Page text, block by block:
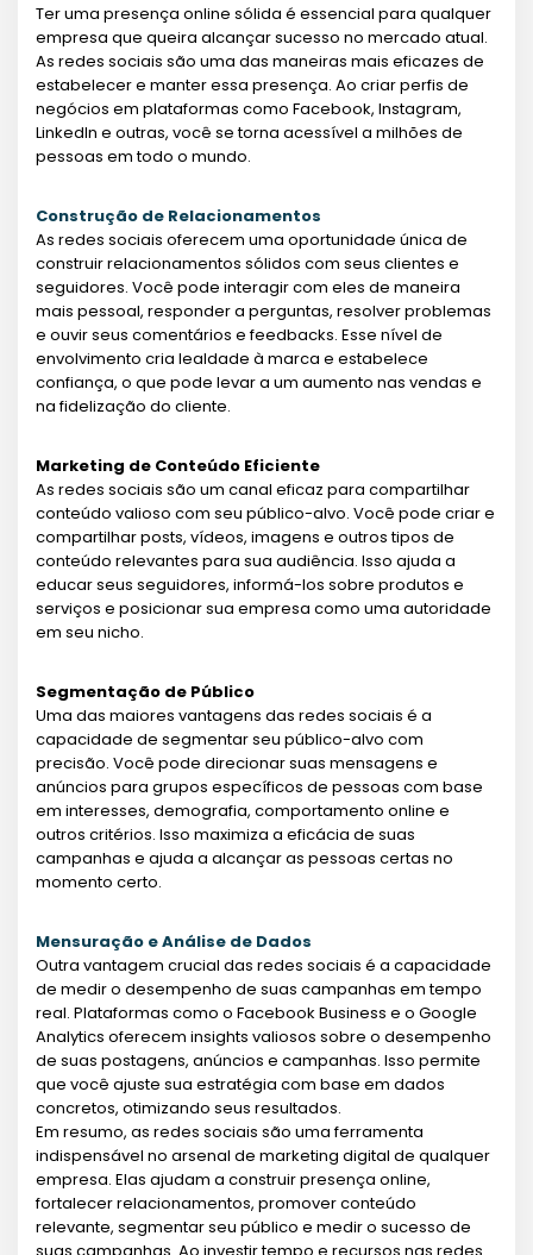
Ter uma presença online sólida é essencial para qualquer
empresa que queira alcançar sucesso no mercado atual.
As redes sociais são uma das maneiras mais eficazes de
estabelecer e manter essa presença. Ao criar perfis de
negócios em plataformas como Facebook, Instagram,
LinkedIn e outras, você se torna acessível a milhões de
pessoas em todo o mundo.
Construção de Relacionamentos
As redes sociais oferecem uma oportunidade única de
construir relacionamentos sólidos com seus clientes e
seguidores. Você pode interagir com eles de maneira
mais pessoal, responder a perguntas, resolver problemas
e ouvir seus comentários e feedbacks. Esse nível de
envolvimento cria lealdade à marca e estabelece
confiança, o que pode levar a um aumento nas vendas e
na fidelização do cliente.
Marketing de Conteúdo Eficiente
As redes sociais são um canal eficaz para compartilhar
conteúdo valioso com seu público-alvo. Você pode criar e
compartilhar posts, vídeos, imagens e outros tipos de
conteúdo relevantes para sua audiência. Isso ajuda a
educar seus seguidores, informá-los sobre produtos e
serviços e posicionar sua empresa como uma autoridade
em seu nicho.
Segmentação de Público
Uma das maiores vantagens das redes sociais é a
capacidade de segmentar seu público-alvo com
precisão. Você pode direcionar suas mensagens e
anúncios para grupos específicos de pessoas com base
em interesses, demografia, comportamento online e
outros critérios. Isso maximiza a eficácia de suas
campanhas e ajuda a alcançar as pessoas certas no
momento certo.
Mensuração e Análise de Dados
Outra vantagem crucial das redes sociais é a capacidade
de medir o desempenho de suas campanhas em tempo
real. Plataformas como o Facebook Business e o Google
Analytics oferecem insights valiosos sobre o desempenho
de suas postagens, anúncios e campanhas. Isso permite
que você ajuste sua estratégia com base em dados
concretos, otimizando seus resultados.
Em resumo, as redes sociais são uma ferramenta
indispensável no arsenal de marketing digital de qualquer
empresa. Elas ajudam a construir presença online,
fortalecer relacionamentos, promover conteúdo
relevante, segmentar seu público e medir o sucesso de